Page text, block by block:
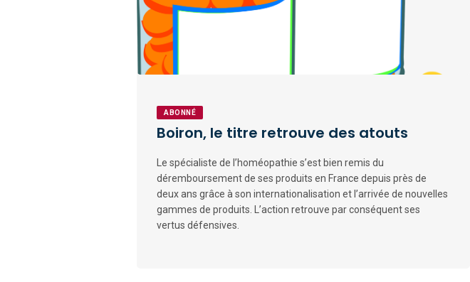
ABONNÉ
Boiron, le titre retrouve des atouts
Le spécialiste de l’homéopathie s’est bien remis du
déremboursement de ses produits en France depuis près de
deux ans grâce à son internationalisation et l’arrivée de nouvelles
gammes de produits. L’action retrouve par conséquent ses
vertus défensives.